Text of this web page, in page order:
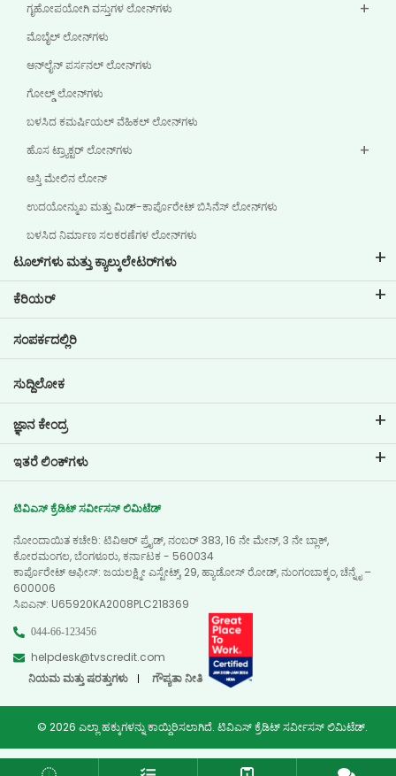
ಗೃಹೋಪಯೋಗಿ ವಸ್ತುಗಳ ಲೋನ್‌ಗಳು
ಮೊಬೈಲ್ ಲೋನ್‌ಗಳು
ಆನ್‌ಲೈನ್ ಪರ್ಸನಲ್ ಲೋನ್‌ಗಳು
ಗೋಲ್ಡ್ ಲೋನ್‌ಗಳು
ಬಳಸಿದ ಕಮರ್ಷಿಯಲ್ ವೆಹಿಕಲ್ ಲೋನ್‌ಗಳು
ಹೊಸ ಟ್ರ್ಯಾಕ್ಟರ್ ಲೋನ್‌ಗಳು
ಆಸ್ತಿ ಮೇಲಿನ ಲೋನ್
ಉದಯೋನ್ಮುಖ ಮತ್ತು ಮಿಡ್-ಕಾರ್ಪೊರೇಟ್ ಬಿಸಿನೆಸ್ ಲೋನ್‌ಗಳು
ಬಳಸಿದ ನಿರ್ಮಾಣ ಸಲಕರಣೆಗಳ ಲೋನ್‌ಗಳು
ಟೂಲ್‌ಗಳು ಮತ್ತು ಕ್ಯಾಲ್ಕುಲೇಟರ್‌ಗಳು
ಇಎಂಐ ಕ್ಯಾಲ್ಕುಲೇಟರ್
ಲೋನ್ ಇಎಂಐ ಕ್ಯಾಲ್ಕುಲೇಟರ್
ಕಾರ್ ಮೌಲ್ಯಮಾಪನ ಸಾಧನ
ಕೆರಿಯರ್
ಟಿವಿಎಸ್ ಕ್ರೆಡಿಟ್‌ನಲ್ಲಿ ವೃತ್ತಿ ಜೀವನ
ಪ್ರಸ್ತುತ ಖಾಲಿ ಇರುವ ಹುದ್ದೆಗಳು
ಸಂಪರ್ಕದಲ್ಲಿರಿ
ಸುದ್ದಿಲೋಕ
ಜ್ಞಾನ ಕೇಂದ್ರ
ಬ್ಲಾಗ್‌ಗಳು
ಎಫ್ಎಕ್ಯೂ ಗಳು
ಪ್ರಶಂಸಾಪತ್ರಗಳು
ವಿಡಿಯೋ ಗ್ಯಾಲರಿ
ಇತರೆ ಲಿಂಕ್‌ಗಳು
ಡೀಲರ್ ಲೊಕೇಟರ್
ಸೈಟ್ ಮ್ಯಾಪ್
ಟಿವಿಎಸ್ ಕ್ರೆಡಿಟ್ ಸರ್ವೀಸಸ್ ಲಿಮಿಟೆಡ್
ನೋಂದಾಯಿತ ಕಚೇರಿ: ಟಿವಿಆರ್ ಪ್ರೈಡ್, ನಂಬರ್ 383, 16 ನೇ ಮೇನ್, 3 ನೇ ಬ್ಲಾಕ್,
ಕೋರಮಂಗಲ, ಬೆಂಗಳೂರು, ಕರ್ನಾಟಕ - 560034
ಕಾರ್ಪೊರೇಟ್ ಆಫೀಸ್: ಜಯಲಕ್ಷ್ಮೀ ಎಸ್ಟೇಟ್ಸ್, 29, ಹ್ಯಾಡೋಸ್ ರೋಡ್, ನುಂಗಂಬಾಕ್ಕಂ, ಚೆನ್ನೈ –
600006
ಸಿಐಎನ್‌: U65920KA2008PLC218369
044-66-123456
helpdesk@tvscredit.com
ನಿಯಮ ಮತ್ತು ಷರತ್ತುಗಳು
ಗೌಪ್ಯತಾ ನೀತಿ
© 2026 ಎಲ್ಲಾ ಹಕ್ಕುಗಳನ್ನು ಕಾಯ್ದಿರಿಸಲಾಗಿದೆ. ಟಿವಿಎಸ್ ಕ್ರೆಡಿಟ್ ಸರ್ವೀಸಸ್ ಲಿಮಿಟೆಡ್.